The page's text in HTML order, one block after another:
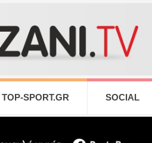
TOP-SPORT.GR SOCIAL